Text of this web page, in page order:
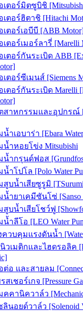
เตอร์มิตซูบิชิ
เตอร์ฮิตาชิ [Hitachi
เตอร์เอบีบี [ABB
เตอร์เมอร์ลารี่ [Marelli
เตอร์กันระเบิด ABB
เตอร์ซีเมนส์ [Siemens
เตอร์กันระเบิด Marelli
าหกรรมและอุปกรณ์
น้ำเอบาร่า [Ebara
น้ำหอยโข่ง Mitsubishi
น้ำกรุนด์ฟอส [Grundfos
น้ำโปโล [Polo Water
สูบน้ำเสียซูรูมิ [TSurumi
น้ำยาเคมีซันโซ่ [Sanso
สูบน้ำเสียโชว์ฟู
น้ำลีโอ [LEO Water
ควบคุมแรงดันน้ำ [Water
เมติกและไฮดรอลิค
ต่อ และสายลม
รสเชอร์เกจ [Pressure
คคานิควาล์ว
ลินอยด์วาล์ว [Solenoid